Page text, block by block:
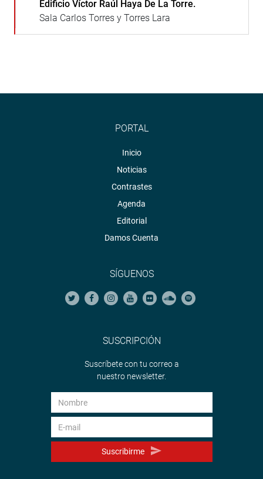
Edificio Víctor Raúl Haya De La Torre.
Sala Carlos Torres y Torres Lara
PORTAL
Inicio
Noticias
Contrastes
Agenda
Editorial
Damos Cuenta
SÍGUENOS
SUSCRIPCIÓN
Suscríbete con tu correo a
nuestro newsletter.
Suscribirme